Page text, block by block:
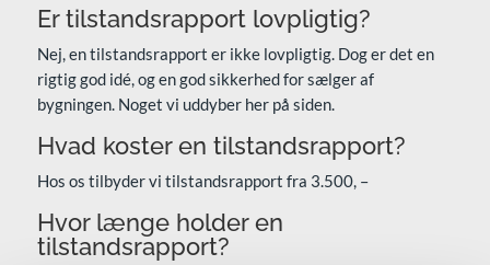
Er tilstandsrapport lovpligtig?
Nej, en tilstandsrapport er ikke lovpligtig. Dog er det en
rigtig god idé, og en god sikkerhed for sælger af
bygningen. Noget vi uddyber her på siden.
Hvad koster en tilstandsrapport?
Hos os tilbyder vi tilstandsrapport fra 3.500, –
Hvor længe holder en
tilstandsrapport?